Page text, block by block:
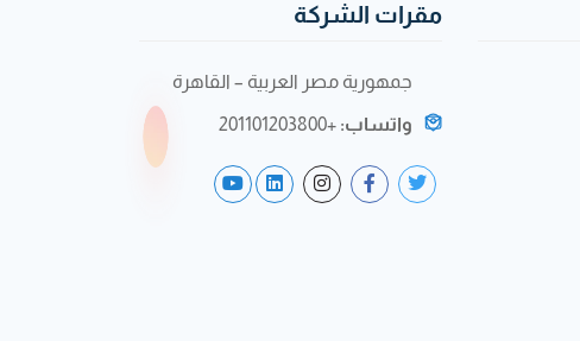
مقرات الشركة
جمهورية مصر العربية – القاهرة
واتساب: +201101203800